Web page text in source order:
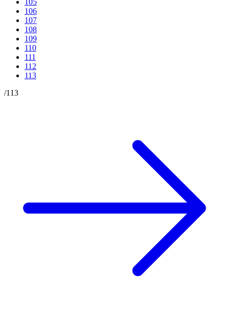
105
106
107
108
109
110
111
112
113
/113